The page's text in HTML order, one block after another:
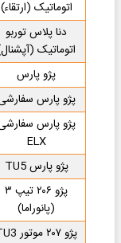
اتوماتیک (ارتقاء)
دنا پلاس توربو
اتوماتیک
پژو پارس
پژو پارس
پژو پارس
ELX
پژو پارس TU5
پژو ۲۰۶ تیپ ۳
(پانوراما)
پژو ۲۰۷ موتور TU3